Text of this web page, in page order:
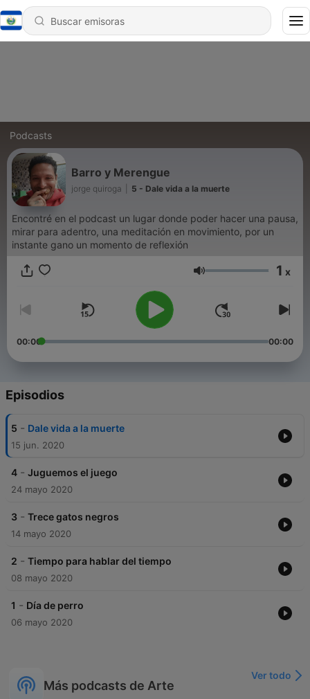
Podcasts
Barro y Merengue
jorge quiroga 5 - Dale vida a la muerte
Encontré en el podcast un lugar donde poder hacer una pausa,
mirar para adentro, una meditación en movimiento, por un
instante gano un momento de reflexión
Volumen 1 x
00:00 00:00
Episodios
5 - Dale vida a la muerte
15 jun. 2020
4 - Juguemos el juego
24 mayo 2020
3 - Trece gatos negros
14 mayo 2020
2 - Tiempo para hablar del tiempo
08 mayo 2020
1 - Día de perro
06 mayo 2020
Más podcasts de Arte
Ver todo